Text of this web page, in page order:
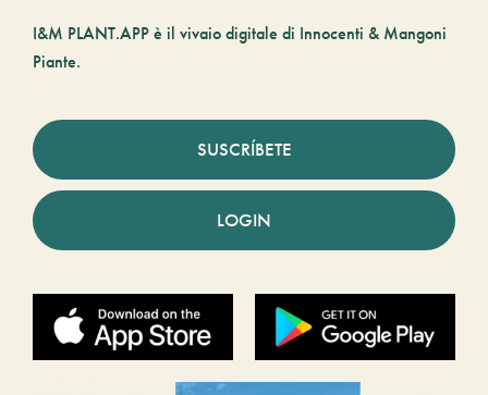
I&M PLANT.APP è il vivaio digitale di Innocenti & Mangoni
Piante.
SUSCRÍBETE
LOGIN